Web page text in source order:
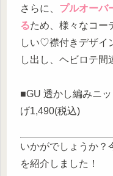
さらに、 プルオーバ
るため、様々なコー
しい♡襟付きデザイ
し出し、ヘビロテ間
■GU 透かし編みニ
げ1,490(税込)
いかがでしょうか？
を紹介しました！